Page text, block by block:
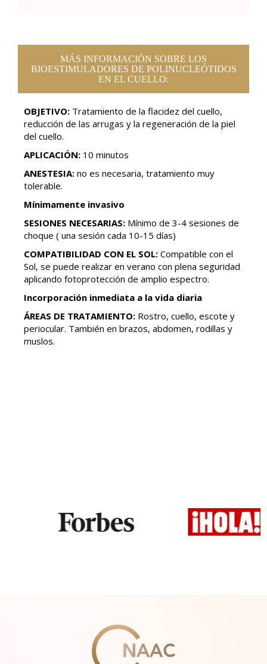
MÁS INFORMACIÓN SOBRE LOS
BIOESTIMULADORES DE POLINUCLEÓTIDOS
EN EL CUELLO:
OBJETIVO: Tratamiento de la flacidez del cuello,
reducción de las arrugas y la regeneración de la piel
del cuello.
APLICACIÓN: 10 minutos
ANESTESIA: no es necesaria, tratamiento muy
tolerable.
Mínimamente invasivo
SESIONES NECESARIAS: Mínimo de 3-4 sesiones de
choque ( una sesión cada 10-15 días)
COMPATIBILIDAD CON EL SOL: Compatible con el
Sol, se puede realizar en verano con plena seguridad
aplicando fotoprotección de amplio espectro.
Incorporación inmediata a la vida diaria
ÁREAS DE TRATAMIENTO: Rostro, cuello, escote y
periocular. También en brazos, abdomen, rodillas y
muslos.